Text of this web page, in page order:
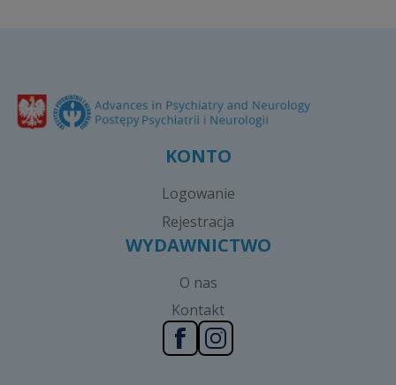
KONTO
Logowanie
Rejestracja
WYDAWNICTWO
O nas
Kontakt